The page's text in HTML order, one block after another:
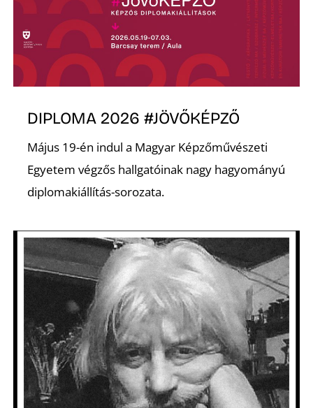
DIPLOMA 2026 #JÖVŐKÉPZŐ
Május 19-én indul a Magyar Képzőművészeti
Egyetem végzős hallgatóinak nagy hagyományú
diplomakiállítás-sorozata.